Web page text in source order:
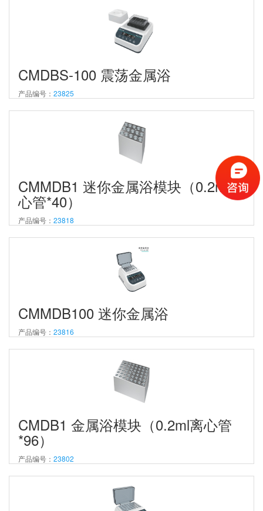
CMDBS-100 震荡金属浴
产品编号： 23825
CMMDB1 迷你金属浴模块（0.2ml离
心管*40）
产品编号： 23818
CMMDB100 迷你金属浴
产品编号： 23816
CMDB1 金属浴模块（0.2ml离心管
*96）
产品编号： 23802